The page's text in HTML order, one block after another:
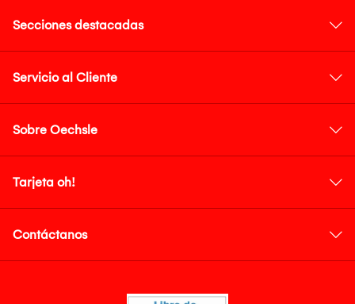
Secciones destacadas
Servicio al Cliente
Sobre Oechsle
Tarjeta oh!
Contáctanos